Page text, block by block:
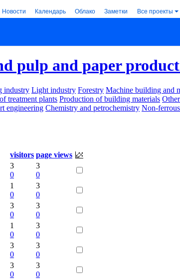
Новости Календарь Облако Заметки Все проекты
pulp and paper
industry Light industry Forestry Machine building and
treatment plants Production of building materials
engineering Chemistry and petrochemistry Non-
visitors page views
3
0
3
0
1
0
3
0
3
0
3
0
1
0
3
0
3
0
3
0
3
0
3
0